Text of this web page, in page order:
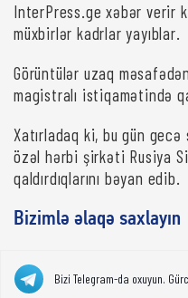
InterPress.ge xəbər verir
müxbirlər kadrlar yayıblar.
Görüntülər uzaq
magistralı istiqamətində
Xatırladaq ki, bu gün
özəl hərbi şirkəti Rusiya
qaldırdıqlarını bəyan edib.
Bizimlə əlaqə saxlayın
Bizi Telegram-da oxuyun.